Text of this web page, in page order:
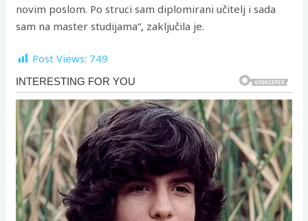
novim poslom. Po struci sam diplomirani učitelj i sada
sam na master studijama“, zaključila je.
Post Views: 749